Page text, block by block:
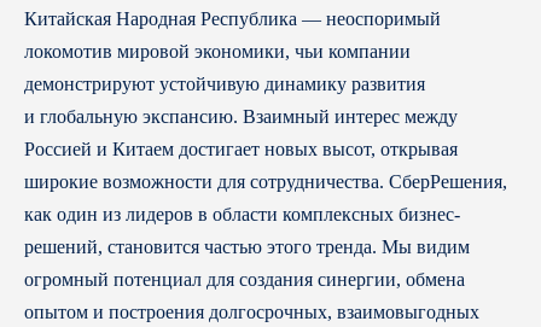
Китайская Народная Республика — неоспоримый
локомотив мировой экономики, чьи компании
демонстрируют устойчивую динамику развития
и глобальную экспансию. Взаимный интерес между
Россией и Китаем достигает новых высот, открывая
широкие возможности для сотрудничества. СберРешения,
как один из лидеров в области комплексных бизнес-
решений, становится частью этого тренда. Мы видим
огромный потенциал для создания синергии, обмена
опытом и построения долгосрочных, взаимовыгодных